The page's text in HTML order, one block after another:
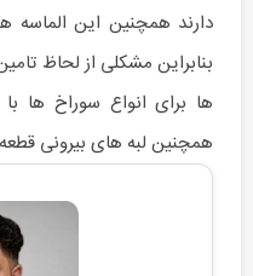
دارند همچنین این الماسه
بنابراین مشکلی از لحاظ
ها برای انواع سوراخ
همچنین لبه های بیرونی